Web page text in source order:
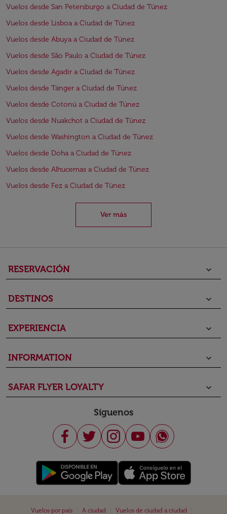
Vuelos desde San Petersburgo a Ciudad de Túnez
Vuelos desde Lisboa a Ciudad de Túnez
Vuelos desde Abuya a Ciudad de Túnez
Vuelos desde São Paulo a Ciudad de Túnez
Vuelos desde Agadir a Ciudad de Túnez
Vuelos desde Tánger a Ciudad de Túnez
Vuelos desde Cotonú a Ciudad de Túnez
Vuelos desde Nuakchot a Ciudad de Túnez
Vuelos desde Washington a Ciudad de Túnez
Vuelos desde Doha a Ciudad de Túnez
Vuelos desde Alhucemas a Ciudad de Túnez
Vuelos desde Fez a Ciudad de Túnez
Ver más
RESERVACIÓN keyboard_arrow_down
DESTINOS keyboard_arrow_down
EXPERIENCIA keyboard_arrow_down
INFORMATION keyboard_arrow_down
SAFAR FLYER LOYALTY keyboard_arrow_down
Síguenos
Vuelos por país A ciudad Vuelos de ciudad a ciudad